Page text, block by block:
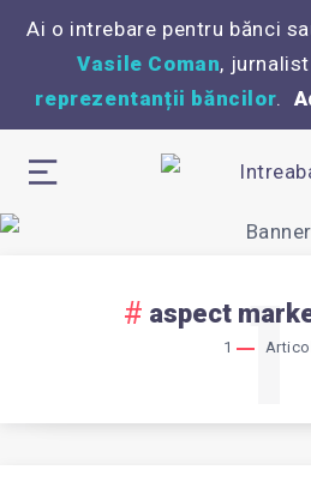
Ai o intrebare pentru bănci
Vasile Coman, jurnalist
reprezentanții băncilor.
aspect
1 Articol
1